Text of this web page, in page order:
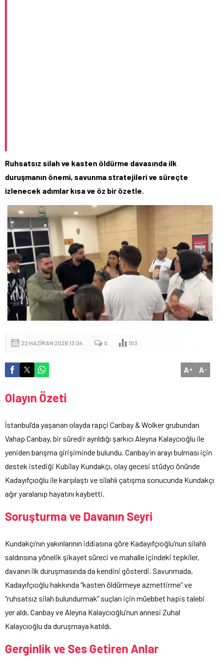
Ruhsatsız silah ve kasten öldürme davasında ilk
duruşmanın önemi, savunma stratejileri ve süreçte
izlenecek adımlar kısa ve öz bir özetle.
22 HAZIRAN 2026 13:04 0 103
A+ A-
Olayın Özeti
İstanbul’da yaşanan olayda rapçi Canbay & Wolker grubundan
Vahap Canbay, bir süredir ayrıldığı şarkıcı Aleyna Kalaycıoğlu ile
yeniden barışma girişiminde bulundu. Canbay’ın arayı bulması için
destek istediği Kubilay Kundakçı, olay gecesi stüdyo önünde
Kadayıfçıoğlu ile karşılaştı ve silahlı çatışma sonucunda Kundakçı
ağır yaralanıp hayatını kaybetti.
Soruşturma ve Davanın Seyri
Kundakçı’nın yakınlarının iddiasına göre Kadayıfçıoğlu’nun silahlı
saldırısına yönelik şikayet süreci ve mahalle içindeki tepkiler,
davanın ilk duruşmasında da kendini gösterdi. Savunmada,
Kadayıfçıoğlu hakkında “kasten öldürmeye azmettirme” ve
“ruhsatsız silah bulundurmak” suçları için müebbet hapis talebi
yer aldı. Canbay ve Aleyna Kalaycıoğlu’nun annesi Zuhal
Kalaycıoğlu da duruşmaya katıldı.
Gerginlik ve Ses Getiren Anlar